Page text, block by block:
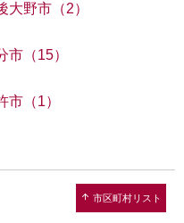
大野市（2）
市（15）
市（1）
arrow_upward 市区町村リスト